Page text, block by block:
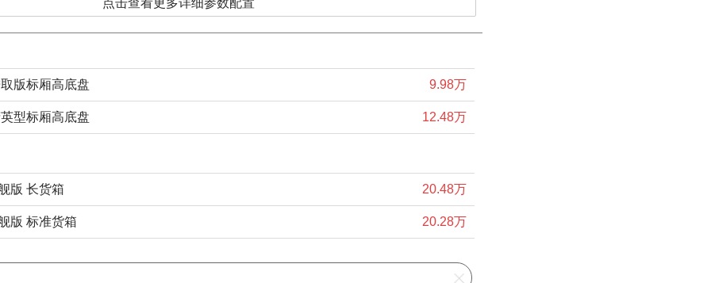
点击查看更多详细参数配置
版标厢高底盘 9.98万
型标厢高底盘 12.48万
版 长货箱 20.48万
版 标准货箱 20.28万